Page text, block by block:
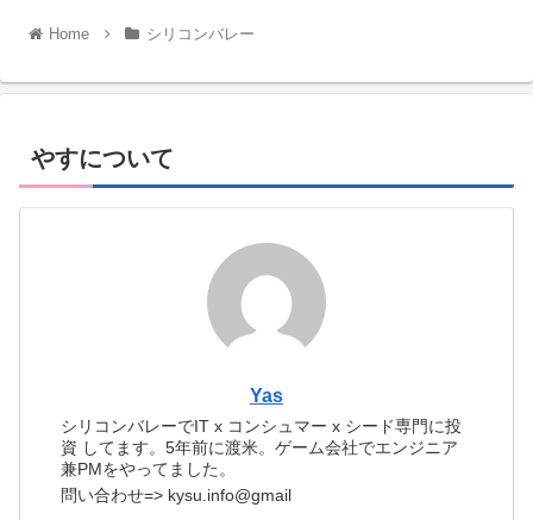
Home シリコンバレー
やすについて
Yas
シリコンバレーでIT x コンシュマー x シード専門に投
資 してます。5年前に渡米。ゲーム会社でエンジニア
兼PMをやってました。
問い合わせ=> kysu.info@gmail